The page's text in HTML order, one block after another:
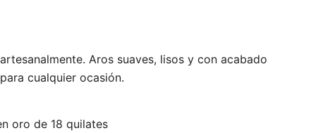
Aros suaves, lisos y con acabado
cualquier ocasión.
oro de 18 quilates